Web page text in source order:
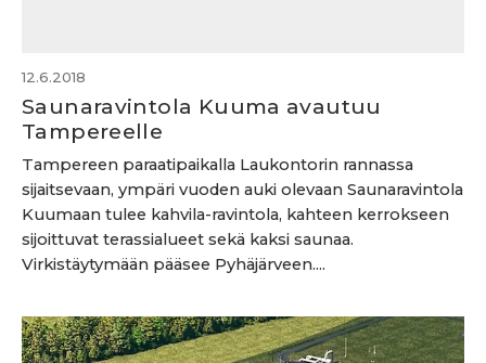
12.6.2018
Saunaravintola Kuuma avautuu
Tampereelle
Tampereen paraatipaikalla Laukontorin rannassa
sijaitsevaan, ympäri vuoden auki olevaan Saunaravintola
Kuumaan tulee kahvila-ravintola, kahteen kerrokseen
sijoittuvat terassialueet sekä kaksi saunaa.
Virkistäytymään pääsee Pyhäjärveen....